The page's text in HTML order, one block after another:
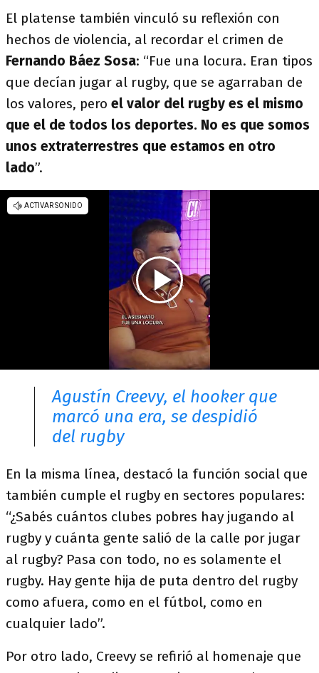
El platense también vinculó su reflexión con
hechos de violencia, al recordar el crimen de
Fernando Báez Sosa: “Fue una locura. Eran tipos
que decían jugar al rugby, que se agarraban de
los valores, pero el valor del rugby es el mismo
que el de todos los deportes. No es que somos
unos extraterrestres que estamos en otro
lado”.
Agustín Creevy, el hooker que
marcó una era, se despidió
del rugby
En la misma línea, destacó la función social que
también cumple el rugby en sectores populares:
“¿Sabés cuántos clubes pobres hay jugando al
rugby y cuánta gente salió de la calle por jugar
al rugby? Pasa con todo, no es solamente el
rugby. Hay gente hija de puta dentro del rugby
como afuera, como en el fútbol, como en
cualquier lado”.
Por otro lado, Creevy se refirió al homenaje que